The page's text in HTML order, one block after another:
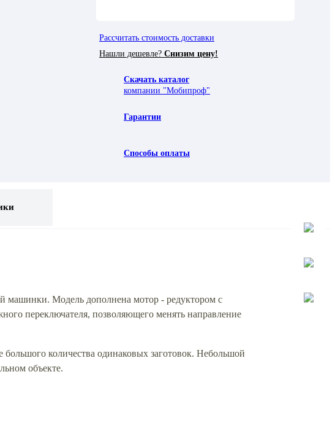
Рассчитать стоимость доставки
Нашли дешевле? Снизим цену!
Скачать каталог
компании "Мобипроф"
Гарантии
Способы оплаты
машинки. Модель дополнена мотор - редуктором с
переключателя, позволяющего менять направление
большого количества одинаковых заготовок. Небольшой
объекте.